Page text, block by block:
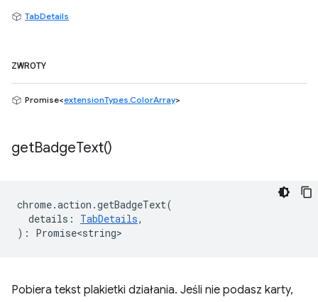
TabDetails
ZWROTY
Promise<extensionTypes.ColorArray>
getBadgeText()
chrome.action .getBadgeText(
details : TabDetails,
) : Promise<string>
Pobiera tekst plakietki działania. Jeśli nie podasz karty,